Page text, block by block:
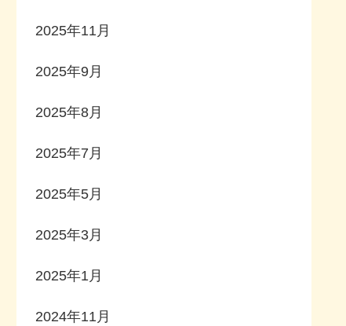
2025年11月
2025年9月
2025年8月
2025年7月
2025年5月
2025年3月
2025年1月
2024年11月